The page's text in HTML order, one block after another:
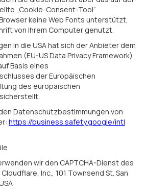
„Cookie-Consent-Tool“
keine Web Fonts unterstützt,
von Ihrem Computer genutzt.
in die USA hat sich der Anbieter dem
(EU-US Data Privacy Framework)
Basis eines
der Europäischen
des europäischen
Datenschutzbestimmungen von
https://business.safety.google/intl
wir den CAPTCHA-Dienst des
Inc., 101 Townsend St. San